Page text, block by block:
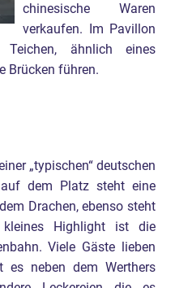
chinesische Waren
verkaufen. Im Pavillon
ähnlich eines
Brücken führen.
„typischen“ deutschen
auf dem Platz steht eine
Drachen, ebenso steht
Highlight ist die
Viele Gäste lieben
es neben dem Werthers